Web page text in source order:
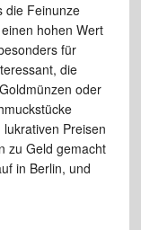
die Feinunze
hohen Wert
für
die
oder
Preisen
zu Geld gemacht
in Berlin, und